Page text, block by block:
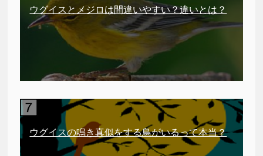
ウグイスとメジロは間違いやすい？違いとは？
ウグイスの鳴き真似をする鳥がいるって本当？